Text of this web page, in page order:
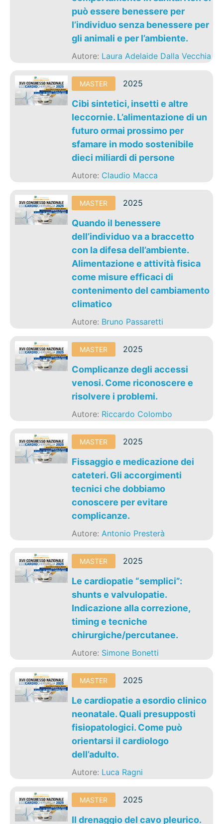
può essere benessere per
l’individuo senza benessere per
gli animali e per l’ambiente.
Autore: Laura Adelaide Dalla Vecchia
MASTER 2025
Cibi sintetici, insetti e altre
leccornie. L’alimentazione di un
futuro ormai prossimo per
sfamare in modo sostenibile
dieci miliardi di persone
Autore: Claudio Macca
MASTER 2025
Quando il benessere
dell’individuo va a braccetto
con la difesa dell’ambiente.
Alimentazione e attività fisica
come misure efficaci di
contenimento del cambiamento
climatico
Autore: Bruno Passaretti
MASTER 2025
Complicanze degli accessi
venosi. Come riconoscere e
risolvere i problemi.
Autore: Riccardo Colombo
MASTER 2025
Fissaggio e medicazione dei
cateteri. Gli accorgimenti
tecnici che dobbiamo
conoscere per evitare
complicanze.
Autore:Antonio Presterà
MASTER 2025
Le cardiopatie “semplici”:
shunts e valvulopatie.
Indicazione alla correzione,
timing e tecniche
chirurgiche/percutanee.
Autore: Simone Bonetti
MASTER 2025
Le cardiopatie a esordio clinico
neonatale. Quali presupposti
fisiopatologici. Come può
orientarsi il cardiologo
dell’adulto.
Autore: Luca Ragni
MASTER 2025
Il drenaggio del cavo pleurico.